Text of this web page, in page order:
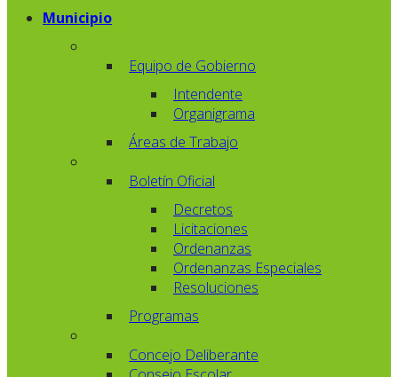
Municipio
Equipo de Gobierno
Intendente
Organigrama
Áreas de Trabajo
Boletín Oficial
Decretos
Licitaciones
Ordenanzas
Ordenanzas Especiales
Resoluciones
Programas
Concejo Deliberante